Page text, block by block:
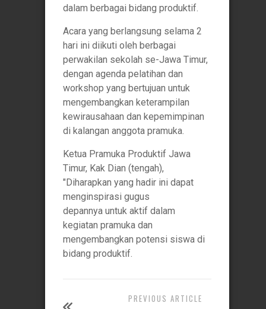
dalam berbagai bidang produktif.
Acara yang berlangsung selama 2
hari ini diikuti oleh berbagai
perwakilan sekolah se-Jawa Timur,
dengan agenda pelatihan dan
workshop yang bertujuan untuk
mengembangkan keterampilan
kewirausahaan dan kepemimpinan
di kalangan anggota pramuka.
Ketua Pramuka Produktif Jawa
Timur, Kak Dian (tengah),
"Diharapkan yang hadir ini dapat
menginspirasi gugus
depannya untuk aktif dalam
kegiatan pramuka dan
mengembangkan potensi siswa di
bidang produktif.
PREVIOUS ARTICLE